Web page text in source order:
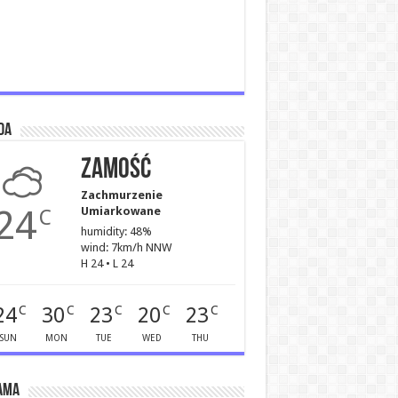
C
Zamość
Zachmurzenie
Umiarkowane
humidity: 48%
wind: 7km/h NNW
H 24 • L 24
C
SUN
30C
MON
23C
TUE
20C
WED
23C
THU